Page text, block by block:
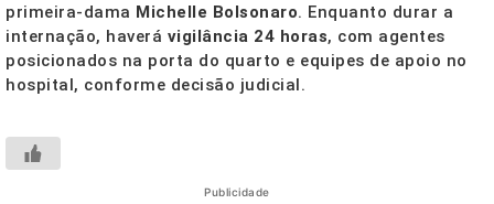
primeira-dama Michelle Bolsonaro. Enquanto durar a
internação, haverá vigilância 24 horas, com agentes
posicionados na porta do quarto e equipes de apoio no
hospital, conforme decisão judicial.
Publicidade